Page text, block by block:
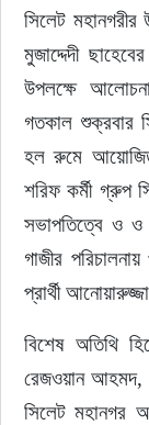
জাতীয়
সময়ের প্রলাপ
সিলেট
মুজাদ্দেদী
উপলক্ষে
গতকাল শুক্রবার
হল রুমে
শরিফ কর্মী গ্রুপ
সভাপতিত্বে ও ও
গাজীর
প্রার্থী
বিশেষ অতিথি
রেজওয়ান আহমদ,
সিলেট মহানগর